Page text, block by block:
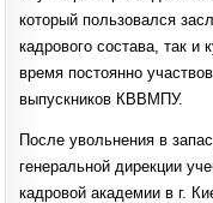
который пользовался
кадрового состава, так и
время постоянно
выпускников КВВМПУ.
После увольнения в
генеральной дирекции
кадровой академии в г.